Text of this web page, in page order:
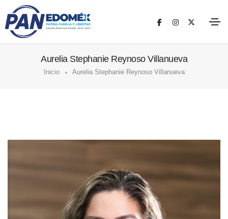
Aurelia Stephanie Reynoso Villanueva
Inicio Aurelia Stephanie Reynoso Villanueva